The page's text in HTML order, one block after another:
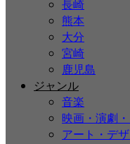
長崎
熊本
大分
宮崎
鹿児島
ジャンル
音楽
映画・演劇
アート・デ